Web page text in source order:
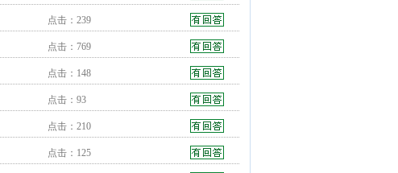
点击：239
点击：769
点击：148
点击：93
点击：210
点击：125